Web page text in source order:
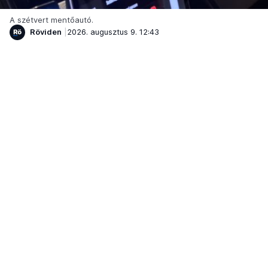
A szétvert mentőautó.
Röviden
2026. augusztus 9. 12:43